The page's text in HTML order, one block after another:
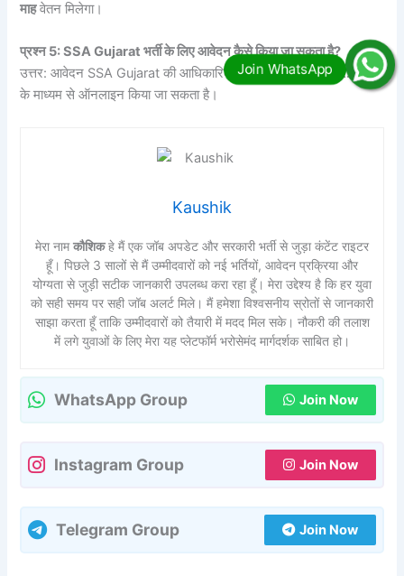
माहवेतन मिलेगा।
प्रश्न 5: SSA Gujarat भर्ती के लिए आवेदन कैसे किया जा सकता है?
उत्तर: आवेदन SSA Gujarat की आधिकारिक वेबसाइटssagujarat.org
के माध्यम से ऑनलाइन किया जा सकता है।
Kaushik
मेरा नामकौशिकहे मैं एक जॉब अपडेट और सरकारी भर्ती से जुड़ा कंटेंट राइटर
हूँ। पिछले 3 सालों से मैं उम्मीदवारों को नई भर्तियों, आवेदन प्रक्रिया और
योग्यता से जुड़ी सटीक जानकारी उपलब्ध करा रहा हूँ। मेरा उद्देश्य है कि हर युवा
को सही समय पर सही जॉब अलर्ट मिले। मैं हमेशा विश्वसनीय स्रोतों से जानकारी
साझा करता हूँ ताकि उम्मीदवारों को तैयारी में मदद मिल सके। नौकरी की तलाश
में लगे युवाओं के लिए मेरा यह प्लेटफॉर्म भरोसेमंद मार्गदर्शक साबित हो।
WhatsApp Group Join Now
Instagram Group Join Now
Telegram Group Join Now